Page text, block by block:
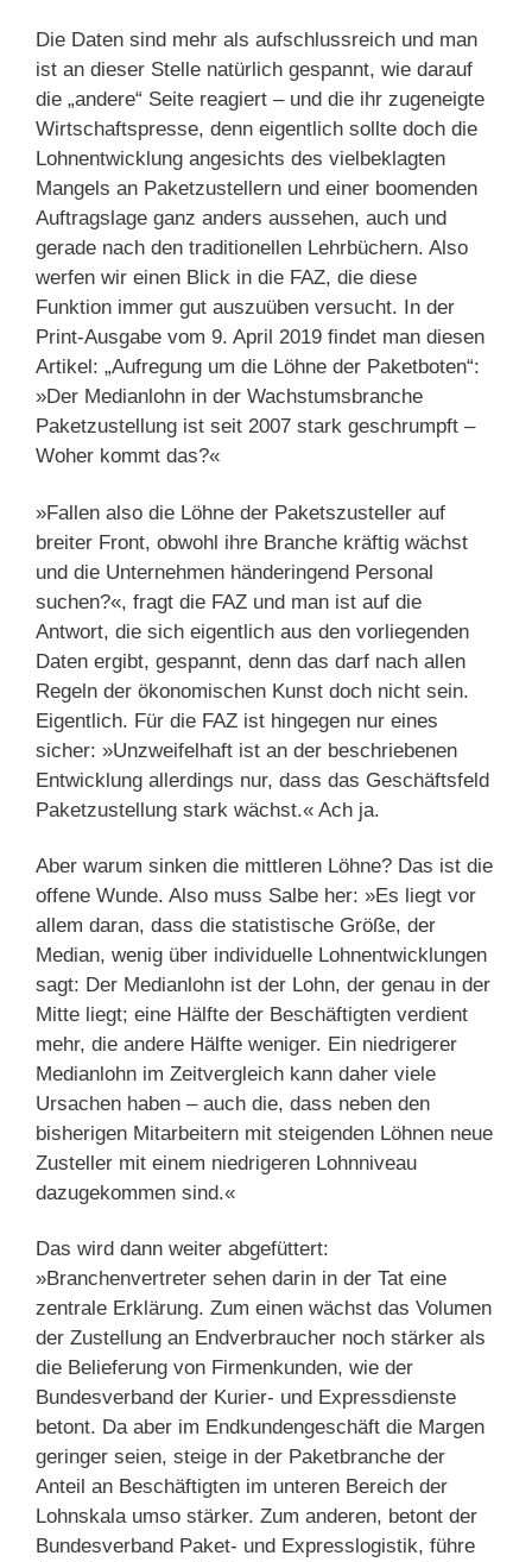
Die Daten sind mehr als aufschlussreich und man
ist an dieser Stelle natürlich gespannt, wie darauf
die „andere“ Seite reagiert – und die ihr zugeneigte
Wirtschaftspresse, denn eigentlich sollte doch die
Lohnentwicklung angesichts des vielbeklagten
Mangels an Paketzustellern und einer boomenden
Auftragslage ganz anders aussehen, auch und
gerade nach den traditionellen Lehrbüchern. Also
werfen wir einen Blick in die FAZ, die diese
Funktion immer gut auszuüben versucht. In der
Print-Ausgabe vom 9. April 2019 findet man diesen
Artikel: „Aufregung um die Löhne der Paketboten“:
»Der Medianlohn in der Wachstumsbranche
Paketzustellung ist seit 2007 stark geschrumpft –
Woher kommt das?«
»Fallen also die Löhne der Paketszusteller auf
breiter Front, obwohl ihre Branche kräftig wächst
und die Unternehmen händeringend Personal
suchen?«, fragt die FAZ und man ist auf die
Antwort, die sich eigentlich aus den vorliegenden
Daten ergibt, gespannt, denn das darf nach allen
Regeln der ökonomischen Kunst doch nicht sein.
Eigentlich. Für die FAZ ist hingegen nur eines
sicher: »Unzweifelhaft ist an der beschriebenen
Entwicklung allerdings nur, dass das Geschäftsfeld
Paketzustellung stark wächst.« Ach ja.
Aber warum sinken die mittleren Löhne? Das ist die
offene Wunde. Also muss Salbe her: »Es liegt vor
allem daran, dass die statistische Größe, der
Median, wenig über individuelle Lohnentwicklungen
sagt: Der Medianlohn ist der Lohn, der genau in der
Mitte liegt; eine Hälfte der Beschäftigten verdient
mehr, die andere Hälfte weniger. Ein niedrigerer
Medianlohn im Zeitvergleich kann daher viele
Ursachen haben – auch die, dass neben den
bisherigen Mitarbeitern mit steigenden Löhnen neue
Zusteller mit einem niedrigeren Lohnniveau
dazugekommen sind.«
Das wird dann weiter abgefüttert:
»Branchenvertreter sehen darin in der Tat eine
zentrale Erklärung. Zum einen wächst das Volumen
der Zustellung an Endverbraucher noch stärker als
die Belieferung von Firmenkunden, wie der
Bundesverband der Kurier- und Expressdienste
betont. Da aber im Endkundengeschäft die Margen
geringer seien, steige in der Paketbranche der
Anteil an Beschäftigten im unteren Bereich der
Lohnskala umso stärker. Zum anderen, betont der
Bundesverband Paket- und Expresslogistik, führe